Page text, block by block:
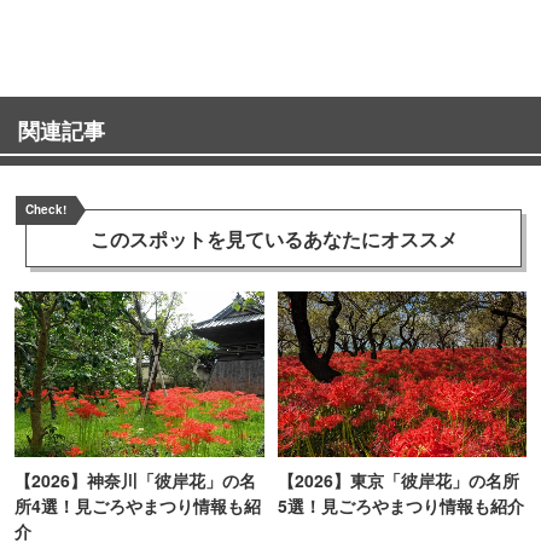
関連記事
Check!
このスポットを見ているあなたにオススメ
【2026】神奈川「彼岸花」の名
所4選！見ごろやまつり情報も紹
介
【2026】東京「彼岸花」の名所
5選！見ごろやまつり情報も紹介